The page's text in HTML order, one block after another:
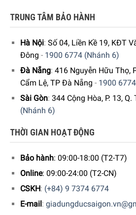
Giao hàng nhanh chóng toàn
Bảo hành bằng thẻ bảo hành
Hàng đúng nguồn gốc, chính
EU.
Ngoài ra quý khách còn có thể tham
phẩm Máy Sấy Tóc khác đang được
chúng tôi.
5/5 - (1 bình
TRUNG TÂM BẢO HÀNH
Hà Nội: Số 04, Liền Kề 19, KĐT
Đông - 1900 6774 (Nhánh 6)
Đà Nẵng: 416 Nguyễn Hữu Thọ,
Cẩm Lệ, TP Đà Nẵng - 1900
Sài Gòn: 344 Cộng Hòa, P. 13, Q.
(Nhánh 6)
THỜI GIAN HOẠT ĐỘNG
Bảo hành: 09:00-18:00 (T2-T7)
Online: 09:00-24:00 (T2-CN)
CSKH: (+84) 9 7374 6774
E-mail :